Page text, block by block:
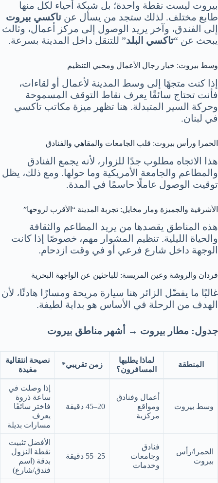
بيروت ليست نقطة واحدة؛ بل شبكة أحياء لكل منها
طابع مختلف. لذلك ستجد من يسأل عن تاكسي بيروت
إلى الفندق، وآخر يريد الوصول إلى مركز أعمال، وثالث
يبحث عن “تاكسي البلد” للتنقل داخل المدينة بسرعة.
وسط بيروت: خيار رجال الأعمال ومحبي التنظيم
إذا كنت متجهًا إلى وسط المدينة لأعمال أو لقاءات،
فأنت تحتاج سائقًا يعرف نقاط التوقف المسموحة
وحركة السير المتبدلة. هنا تظهر ميزة مكاتب تاكسي
في لبنان.
الحمرا ورأس بيروت: قلب الجامعات والمقاهي والفنادق
هذا الاتجاه مطلوب جدًا للزوار، لأنه يجمع الفنادق
والمطاعم والجامعة الأمريكية وما حولها. ومع ذلك، يظل
توقيت الوصول عاملًا حاسمًا في المدة.
الأشرفية والجميزة ومار مخايل: تجربة المدينة “الأقرب لروحها”
هذه المناطق يقصدها من يريد المطاعم والثقافة
والحياة الليلية. تنظيم المشوار مهم، خصوصًا إذا كانت
الوجهة داخل شارع فرعي أو في وقت ازدحام.
فردان والروشة وعين المريسة: للباحثين عن الواجهة البحرية
غالبًا ما يفضّل الزائر هنا سيارة مريحة ومسارًا هادئًا، لأن
الهدف من الرحلة في الأساس هو بداية لطيفة.
جدول: مطار بيروت → أشهر مناطق بيروت
المنطقة
لماذا يطلبها
المسافرون؟
زمن تقريبي*
نصيحة انتقالية
مفيدة
وسط بيروت
أعمال وفنادق
ومواقع
مركزية
20–45 دقيقة
إذا وصلت في
ساعة ذروة
فاختر سائقًا
يعرف
مسارات بديلة
الحمرا/رأس
بيروت
فنادق
وجامعات
وخدمات
25–55 دقيقة
الأفضل تثبيت
نقطة النزول
بدقة (اسم
فندق/شارع)